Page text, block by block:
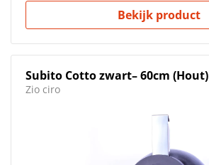
Bekijk product
Subito Cotto zwart– 60cm (Hout)
Zio ciro